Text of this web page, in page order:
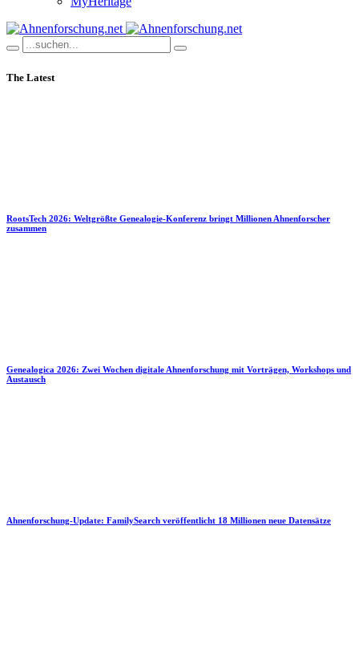
The Latest
RootsTech 2026: Weltgrößte Genealogie-Konferenz bringt Millionen Ahnenforscher
zusammen
Genealogica 2026: Zwei Wochen digitale Ahnenforschung mit Vorträgen, Workshops und
Austausch
Ahnenforschung-Update: FamilySearch veröffentlicht 18 Millionen neue Datensätze